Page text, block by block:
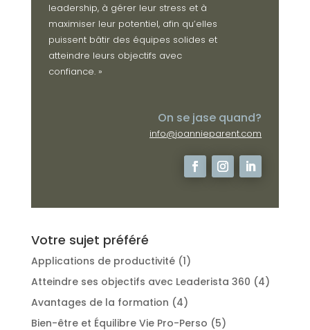
leadership, à gérer leur stress et à
maximiser leur potentiel, afin qu’elles
puissent bâtir des équipes solides et
atteindre leurs objectifs avec
confiance. »
On se jase quand?
info@joannieparent.com
Votre sujet préféré
Applications de productivité(1)
Atteindre ses objectifs avec Leaderista 360 (4)
Avantages de la formation (4)
Bien-être et Équilibre Vie Pro-Perso (5)